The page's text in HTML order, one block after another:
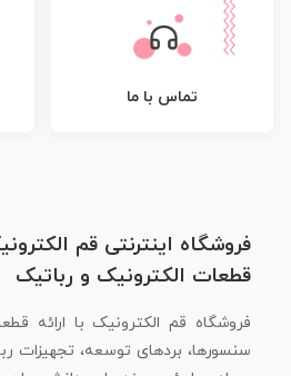
تماس با ما
فروشگاه اینترنتی قم
قطعات الکترونیک و رباتیک
فروشگاه قم الکترونیک با ارائه
سنسورها، بردهای توسعه، تجهیزات